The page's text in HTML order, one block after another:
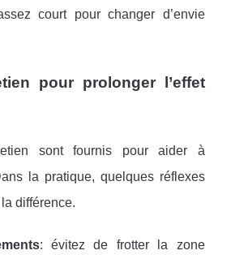
court pour changer d’envie
pour prolonger l’effet
sont fournis pour aider à
la pratique, quelques réflexes
différence.
: évitez de frotter la zone